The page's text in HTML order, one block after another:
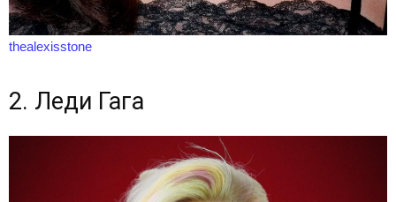
thealexisstone
2. Леди Гага